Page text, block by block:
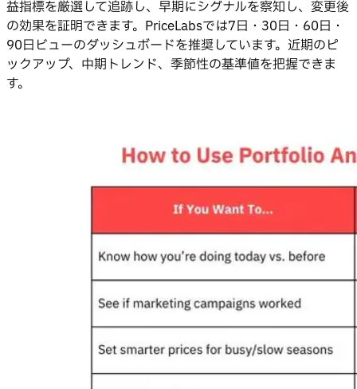
益指標を厳選して追跡し、早期にシグナルを察知し、変更後
の効果を証明できます。PriceLabsでは7日・30日・60日・
90日ビューのダッシュボードを推奨しています。近期のピ
ックアップ、中期トレンド、季節性の基準値を把握できま
す。